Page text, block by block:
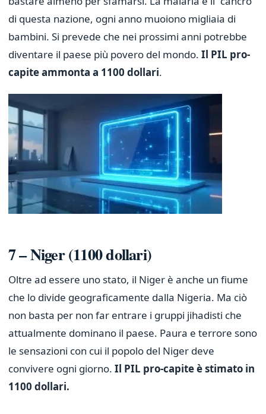
di questa nazione, ogni anno muoiono migliaia di
bambini. Si prevede che nei prossimi anni potrebbe
diventare il paese più povero del mondo. Il PIL pro-
capite ammonta a 1100 dollari.
7 – Niger (1100 dollari)
Oltre ad essere uno stato, il Niger è anche un fiume
che lo divide geograficamente dalla Nigeria. Ma ciò
non basta per non far entrare i gruppi jihadisti che
attualmente dominano il paese. Paura e terrore sono
le sensazioni con cui il popolo del Niger deve
convivere ogni giorno. Il PIL pro-capite è stimato in
1100 dollari.